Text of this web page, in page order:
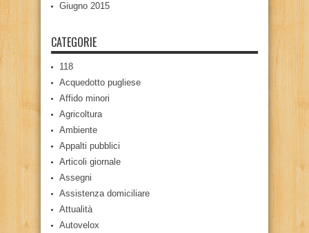
Giugno 2015
CATEGORIE
118
Acquedotto pugliese
Affido minori
Agricoltura
Ambiente
Appalti pubblici
Articoli giornale
Assegni
Assistenza domiciliare
Attualità
Autovelox